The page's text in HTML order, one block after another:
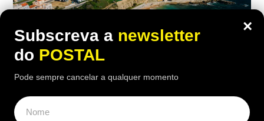
×
Subscreva a newsletter
do POSTAL
Pode sempre cancelar a qualquer momento